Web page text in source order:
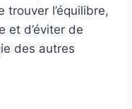
trouver l’équilibre,
et d’éviter de
des autres